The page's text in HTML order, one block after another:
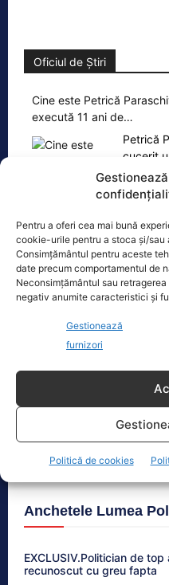
Pentru a oferi cea mai bună
cookie-urile pentru a stoca și/
Consimțământul pentru aceste
date precum comportamentul de
Neconsimțământul sau
negativ anumite caracteristici și
Gestionează
furnizori
Politică de cookies
Oficiul de Știri
Cine este Petrică
execută 11 ani de…
Petrică
cucerit
atenției
Ultimele știri
Planuri pentru vizita
avansate la nivel
Diana Șoșoacă,
Guvernul
Planuri de limitare a
Anchetele Lumea
EXCLUSIV.Politician de
recunoscut cu greu fapta